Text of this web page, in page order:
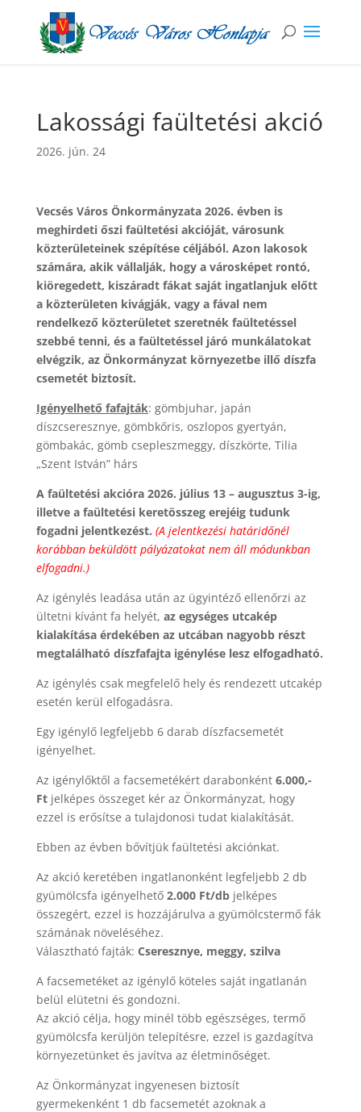
Lakossági faültetési akció
2026. jún. 24
Vecsés Város Önkormányzata 2026. évben is
meghirdeti őszi faültetési akcióját, városunk
közterületeinek szépítése céljából. Azon lakosok
számára, akik vállalják, hogy a városképet rontó,
kiöregedett, kiszáradt fákat saját ingatlanjuk előtt
a közterületen kivágják, vagy a fával nem
rendelkező közterületet szeretnék faültetéssel
szebbé tenni, és a faültetéssel járó munkálatokat
elvégzik, az Önkormányzat környezetbe illő díszfa
csemetét biztosít.
Igényelhető fafajták: gömbjuhar, japán
díszcseresznye, gömbkőris, oszlopos gyertyán,
gömbakác, gömb csepleszmeggy, díszkörte, Tilia
„Szent István” hárs
A faültetési akcióra 2026. július 13 – augusztus 3-ig,
illetve a faültetési keretösszeg erejéig tudunk
fogadni jelentkezést. (A jelentkezési határidőnél
korábban beküldött pályázatokat nem áll módunkban
elfogadni.)
Az igénylés leadása után az ügyintéző ellenőrzi az
ültetni kívánt fa helyét, az egységes utcakép
kialakítása érdekében az utcában nagyobb részt
megtalálható díszfafajta igénylése lesz elfogadható.
Az igénylés csak megfelelő hely és rendezett utcakép
esetén kerül elfogadásra.
Egy igénylő legfeljebb 6 darab díszfacsemetét
igényelhet.
Az igénylőktől a facsemetékért darabonként 6.000,-
Ftjelképes összeget kér az Önkormányzat, hogy
ezzel is erősítse a tulajdonosi tudat kialakítását.
Ebben az évben bővítjük faültetési akciónkat.
Az akció keretében ingatlanonként legfeljebb 2 db
gyümölcsfa igényelhető 2.000 Ft/dbjelképes
összegért, ezzel is hozzájárulva a gyümölcstermő fák
számának növeléséhez.
Választható fajták: Cseresznye, meggy, szilva
A facsemetéket az igénylő köteles saját ingatlanán
belül elütetni és gondozni.
Az akció célja, hogy minél több egészséges, termő
gyümölcsfa kerüljön telepítésre, ezzel is gazdagítva
környezetünket és javítva az életminőséget.
Az Önkormányzat ingyenesen biztosít
gyermekenként 1 db facsemetét azoknak a